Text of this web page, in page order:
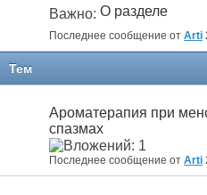
Важно: О разделе
Последнее сообщение от Arti
Тем
Ароматерапия при
спазмах
Последнее сообщение от Arti